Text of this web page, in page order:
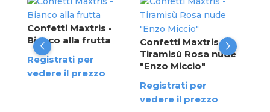
Confetti Maxtris -
Bianco alla frutta
Registrati per
vedere il prezzo
Confetti Maxtris -
Tiramisù Rosa nude
"Enzo Miccio"
Registrati per
vedere il prezzo